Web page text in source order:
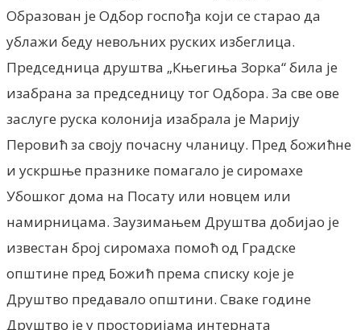
Образован jе Одбор госпођа коjи се старао да
ублажи беду невољних руских избеглица.
Председница друштва „Књегиња Зорка“ била jе
изабрана за председницу тог Одбора. За све ове
заслуге руска колониjа изабрала jе Мариjу
Перовић за своjу почасну чланицу. Пред божићне
и ускршње празнике помагало jе сиромахе
Убошког дома на Посату или новцем или
намирницама. Заузимањем Друштва добиjао jе
известан броj сиромаха помоћ од Градске
општине пред Божић према списку коjе jе
Друштво предавало општини. Сваке године
Друштво jе у просториjама интерната